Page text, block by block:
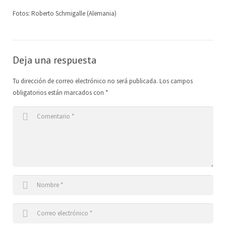
Desarrollo rural en Malacatoya
Música en los Barrios
Radio Volcán
EN
Fotos: Roberto Schmigalle (Alemania)
Deja una respuesta
Tu dirección de correo electrónico no será publicada. Los campos
obligatorios están marcados con *